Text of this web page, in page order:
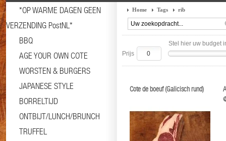
*OP WARME DAGEN GEEN
VERZENDING PostNL*
BBQ
AGE YOUR OWN COTE
WORSTEN & BURGERS
JAPANESE STYLE
BORRELTIJD
ONTBIJT/LUNCH/BRUNCH
TRUFFEL
Home Tags rib
Stel hier uw budget
Prijs
Cote de boeuf (Galicisch rund)